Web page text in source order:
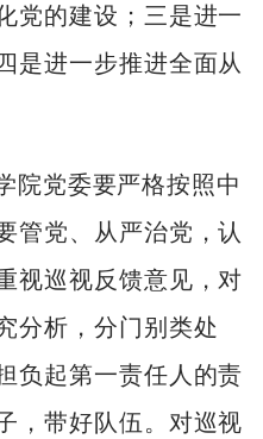
党的建设；三是进一
是进一步推进全面从
院党委要严格按照中
管党、从严治党，认
视巡视反馈意见，对
分析，分门别类处
负起第一责任人的责
，带好队伍。对巡视